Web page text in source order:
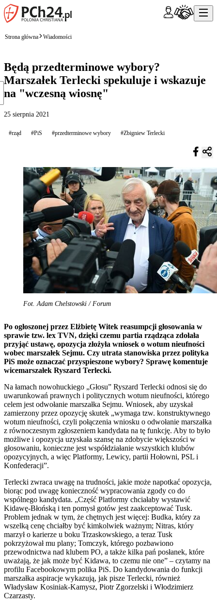
Strona główna Wiadomości
Będą przedterminowe wybory?
Marszałek Terlecki spekuluje i wskazuje
na "wczesną wiosnę"
25 sierpnia 2021
#rząd #PiS #przedterminowe wybory #Zbigniew Terlecki
Fot. Adam Chelstowski / Forum
Po ogłoszonej przez Elżbietę Witek reasumpcji głosowania w
sprawie tzw. lex TVN, dzięki czemu partia rządząca zdołała
przyjąć ustawę, opozycja złożyła wniosek o wotum nieufności
wobec marszałek Sejmu. Czy utrata stanowiska przez polityka
PiS może oznaczać przyspieszone wybory? Sprawę komentuje
wicemarszałek Ryszard Terlecki.
Na łamach nowohuckiego „Głosu” Ryszard Terlecki odnosi się do
uwarunkowań prawnych i politycznych wotum nieufności, którego
celem jest odwołanie marszałka Sejmu. Wniosek, aby uzyskał
zamierzony przez opozycję skutek „wymaga tzw. konstruktywnego
wotum nieufności, czyli połączenia wniosku o odwołanie marszałka
z równoczesnym zgłoszeniem kandydata na tę funkcję. Aby to było
możliwe i opozycja uzyskała szansę na zdobycie większości w
głosowaniu, konieczne jest współdziałanie wszystkich klubów
opozycyjnych, a więc Platformy, Lewicy, partii Hołowni, PSL i
Konfederacji”.
Terlecki zwraca uwagę na trudności, jakie może napotkać opozycja,
biorąc pod uwagę konieczność wypracowania zgody co do
wspólnego kandydata. „Część Platformy chciałaby wystawić
Kidawę-Błońską i ten pomysł gotów jest zaakceptować Tusk.
Problem jednak w tym, że chętnych jest więcej: Budka, który za
wszelką cenę chciałby być kimkolwiek ważnym; Nitras, który
marzył o karierze u boku Trzaskowskiego, a teraz Tusk
pokrzyżował mu plany; Tomczyk, którego pozbawiono
przewodnictwa nad klubem PO, a także kilka pań posłanek, które
uważają, że jak może być Kidawa, to czemu nie one” – czytamy na
profilu Facebookowym polika PiS. Do kandydowania do funkcji
marszałka aspiracje wykazują, jak pisze Terlecki, również
Władysław Kosiniak-Kamysz, Piotr Zgorzelski i Włodzimierz
Czarzasty.